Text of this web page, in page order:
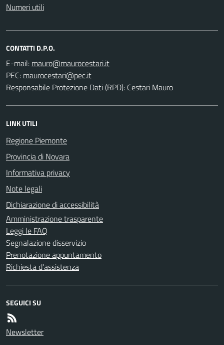
Numeri utili
CONTATTI D.P.O.
E-mail:
PEC:
Responsabile Protezione Dati (RPD): Cestari Mauro
LINK UTILI
Regione Piemonte
Provincia di Novara
Informativa privacy
Note legali
Dichiarazione di accessibilità
Amministrazione trasparente
Leggi le FAQ
Segnalazione disservizio
Prenotazione appuntamento
Richiesta d'assistenza
SEGUICI SU
Newsletter